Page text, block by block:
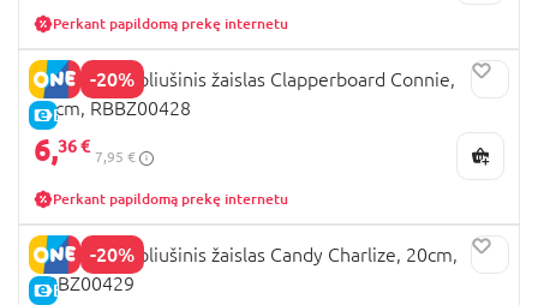
Perkant papildomą prekę internetu
-20%
E-KAINA
BUM BUMZ pliušinis žaislas Clapperboard Connie,
20cm, RBBZ00428
6,36 €
7,95 €
Perkant papildomą prekę internetu
-20%
E-KAINA
BUM BUMZ pliušinis žaislas Candy Charlize, 20cm,
RBBZ00429